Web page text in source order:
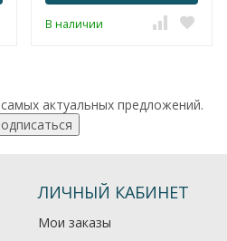
В наличии
актуальных предложений.
ЛИЧНЫЙ КАБИНЕТ
Мои заказы